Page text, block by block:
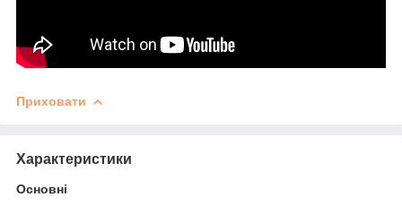
Приховати
Характеристики
Основні